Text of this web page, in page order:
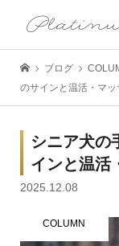
ブログ
のサインと温活・マ
シニア犬の
インと温活
2025.12.08
COLUMN